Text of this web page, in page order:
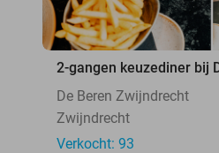
2-gangen keuzediner bij
De Beren Zwijndrecht
Zwijndrecht
Verkocht: 93